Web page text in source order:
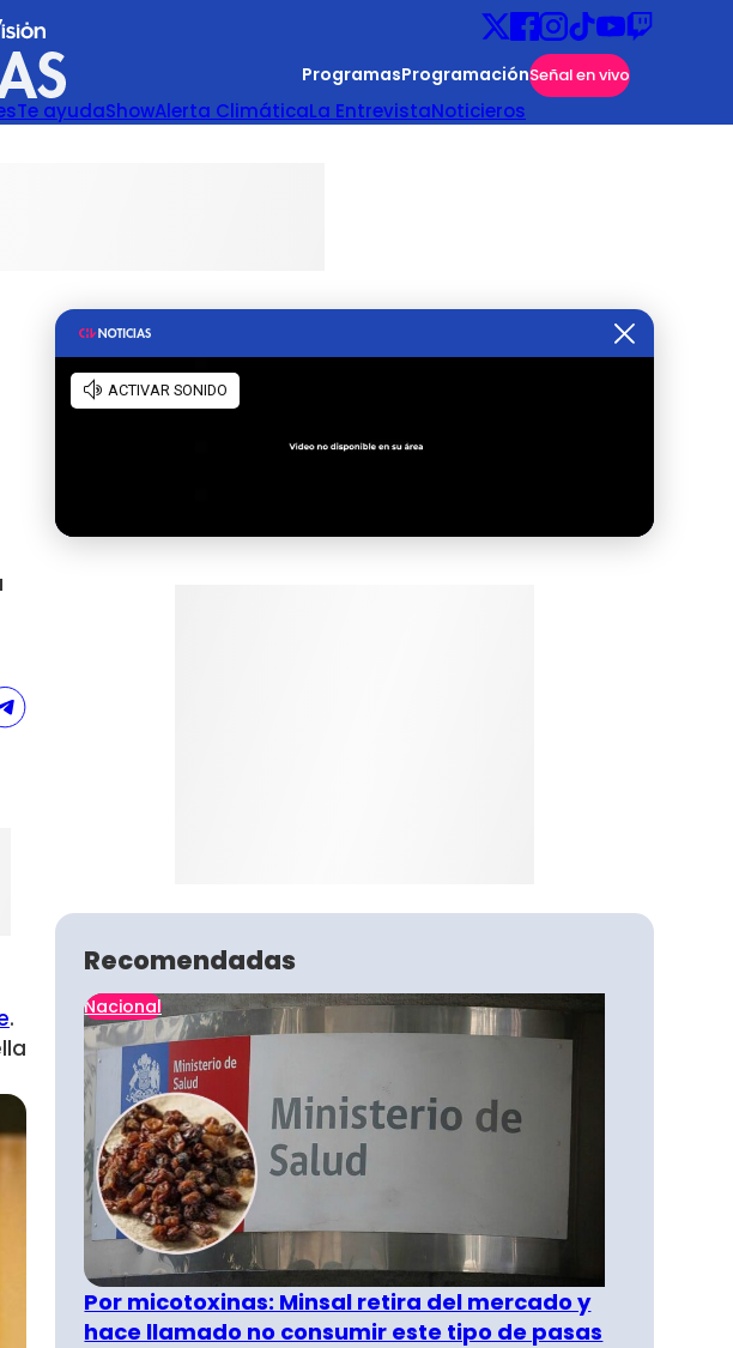
ProgramasProgramaciónSeñal en vivo
Te ayudaShowAlerta ClimáticaLa EntrevistaNoticieros
.
Recomendadas
Nacional
Por micotoxinas: Minsal retira del mercado y
hace llamado no consumir este tipo de pasas